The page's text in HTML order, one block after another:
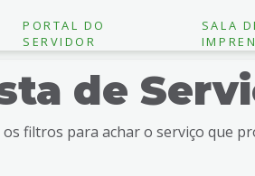
PORTAL DO
SERVIDOR
SALA
de
os filtros para achar o serviço que